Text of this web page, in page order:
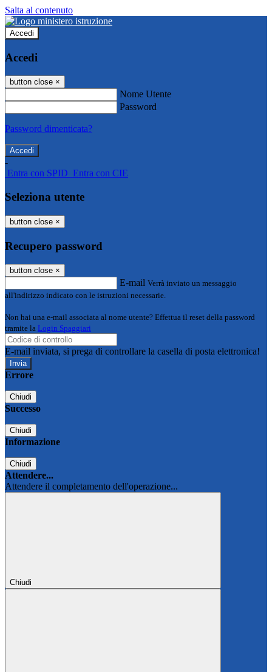
Salta al contenuto
Accedi
Accedi
button close ×
Nome Utente
Password
Password dimenticata?
-
Entra con SPID Entra con CIE
Seleziona utente
button close ×
Recupero password
button close ×
E-mail Verrà inviato un messaggio
all'indirizzo indicato con le istruzioni necessarie.
Non hai una e-mail associata al nome utente? Effettua il reset della password
tramite la Login Spaggiari
E-mail inviata, si prega di controllare la casella di posta elettronica!
Errore
Chiudi
Successo
Chiudi
Informazione
Chiudi
Attendere...
Attendere il completamento dell'operazione...
Chiudi